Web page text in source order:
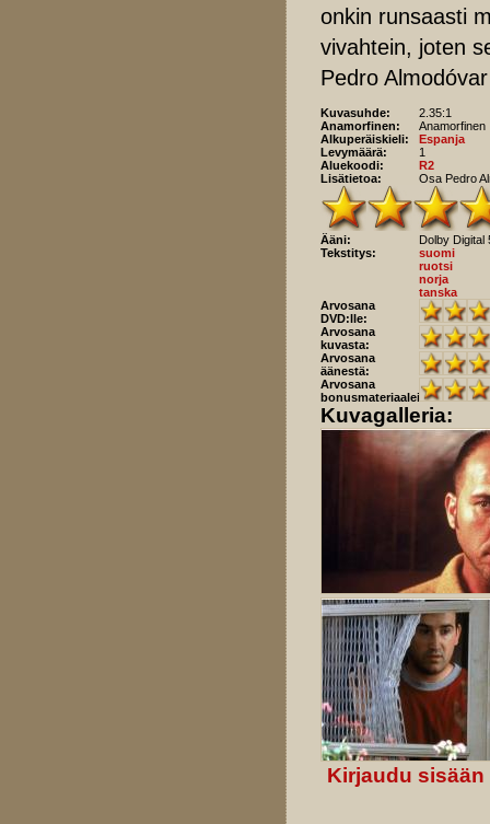
onkin runsaasti
vivahtein, joten
Pedro
Kuvasuhde:
2.35:1
Anamorfinen:
Anamorfinen
Alkuperäiskieli:
Espanja
Levymäärä:
1
Aluekoodi:
R2
Lisätietoa:
Osa Pedro
Ääni:
Dolby Digital
Tekstitys:
suomi
ruotsi
norja
tanska
Arvosana
DVD:lle:
Arvosana
kuvasta:
Arvosana
äänestä:
Arvosana
bonusmateriaaleista:
Kuvagalleria:
Kirjaudu sisään